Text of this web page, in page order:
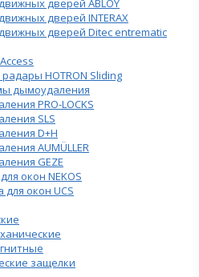
дверей INTERAX
дверей Ditec entrematic
HOTRON Sliding
дымоудаления
PRO-LOCKS
SLS
D+H
AUMÜLLER
GEZE
окон NEKOS
окон UСS
защелки